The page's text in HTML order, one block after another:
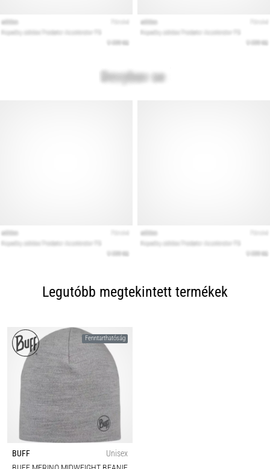
Legutóbb megtekintett termékek
Fenntarthatóság
BUFF
Unisex